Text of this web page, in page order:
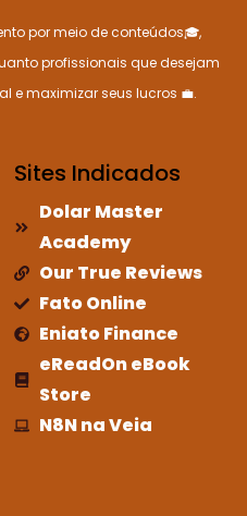
por meio de conteúdos🎓,
profissionais que desejam
e maximizar seus lucros 💼.
Sites Indicados
Dolar Master
Academy
Our True Reviews
Fato Online
Eniato Finance
eReadOn eBook
Store
N8N na Veia